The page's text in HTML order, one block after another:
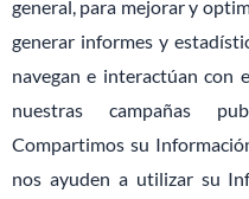
general, para mejorar y
generar informes y
navegan e interactúan con
nuestras campañas
Compartimos su
nos ayuden a utilizar su